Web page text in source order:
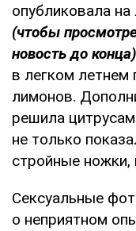
опубликовала
(чтобы
новость до
в легком летнем
лимонов.
решила
не только
стройные ножки,
Сексуальные
о неприятном